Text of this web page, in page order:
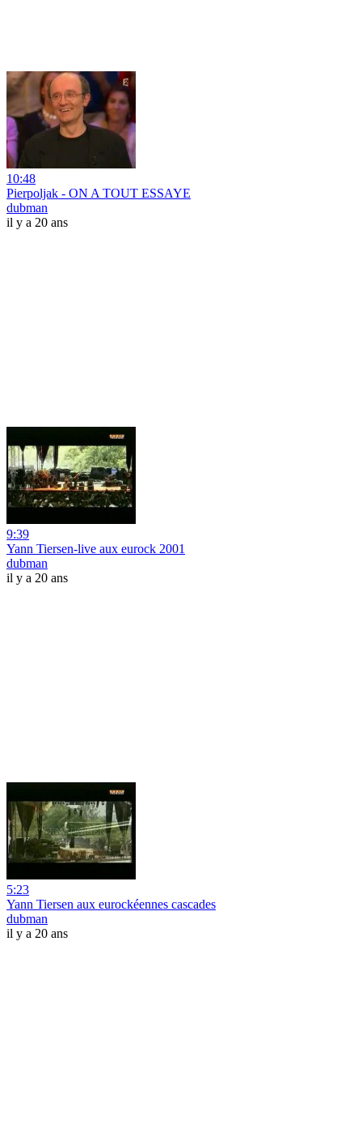
10:48
Pierpoljak - ON A TOUT ESSAYE
dubman
il y a 20 ans
9:39
Yann Tiersen-live aux eurock 2001
dubman
il y a 20 ans
5:23
Yann Tiersen aux eurockéennes cascades
dubman
il y a 20 ans